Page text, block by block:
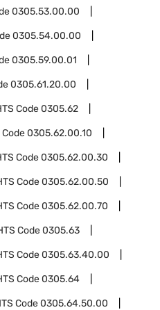
0305.53.00.00
0305.54.00.00
0305.59.00.01
0305.61.20.00
Code0305.62
Code0305.62.00.10
Code0305.62.00.30
Code0305.62.00.50
Code0305.62.00.70
Code0305.63
Code0305.63.40.00
Code0305.64
Code0305.64.50.00